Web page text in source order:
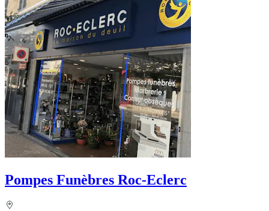
Pompes Funèbres Roc-Eclerc